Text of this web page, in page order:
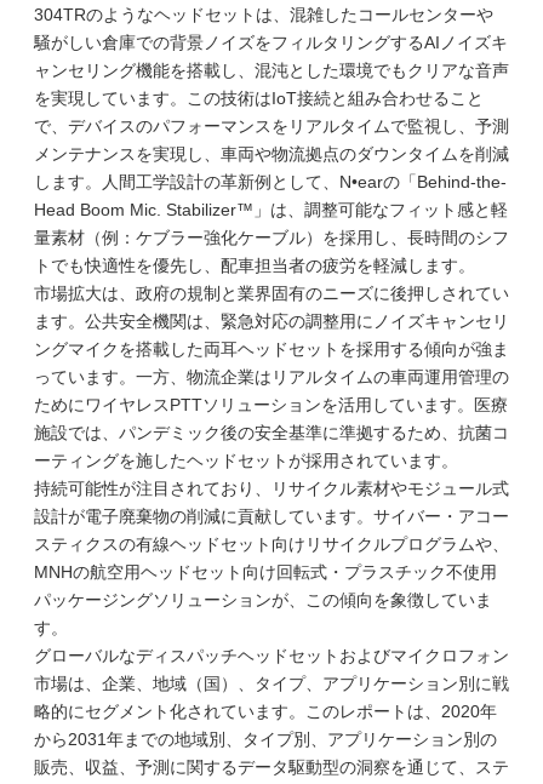
304TRのようなヘッドセットは、混雑したコールセンターや
騒がしい倉庫での背景ノイズをフィルタリングするAIノイズキ
ャンセリング機能を搭載し、混沌とした環境でもクリアな音声
を実現しています。この技術はIoT接続と組み合わせること
で、デバイスのパフォーマンスをリアルタイムで監視し、予測
メンテナンスを実現し、車両や物流拠点のダウンタイムを削減
します。人間工学設計の革新例として、N•earの「Behind-the-
Head Boom Mic. Stabilizer™」は、調整可能なフィット感と軽
量素材（例：ケブラー強化ケーブル）を採用し、長時間のシフ
トでも快適性を優先し、配車担当者の疲労を軽減します。
市場拡大は、政府の規制と業界固有のニーズに後押しされてい
ます。公共安全機関は、緊急対応の調整用にノイズキャンセリ
ングマイクを搭載した両耳ヘッドセットを採用する傾向が強ま
っています。一方、物流企業はリアルタイムの車両運用管理の
ためにワイヤレスPTTソリューションを活用しています。医療
施設では、パンデミック後の安全基準に準拠するため、抗菌コ
ーティングを施したヘッドセットが採用されています。
持続可能性が注目されており、リサイクル素材やモジュール式
設計が電子廃棄物の削減に貢献しています。サイバー・アコー
スティクスの有線ヘッドセット向けリサイクルプログラムや、
MNHの航空用ヘッドセット向け回転式・プラスチック不使用
パッケージングソリューションが、この傾向を象徴していま
す。
グローバルなディスパッチヘッドセットおよびマイクロフォン
市場は、企業、地域（国）、タイプ、アプリケーション別に戦
略的にセグメント化されています。このレポートは、2020年
から2031年までの地域別、タイプ別、アプリケーション別の
販売、収益、予測に関するデータ駆動型の洞察を通じて、ステ